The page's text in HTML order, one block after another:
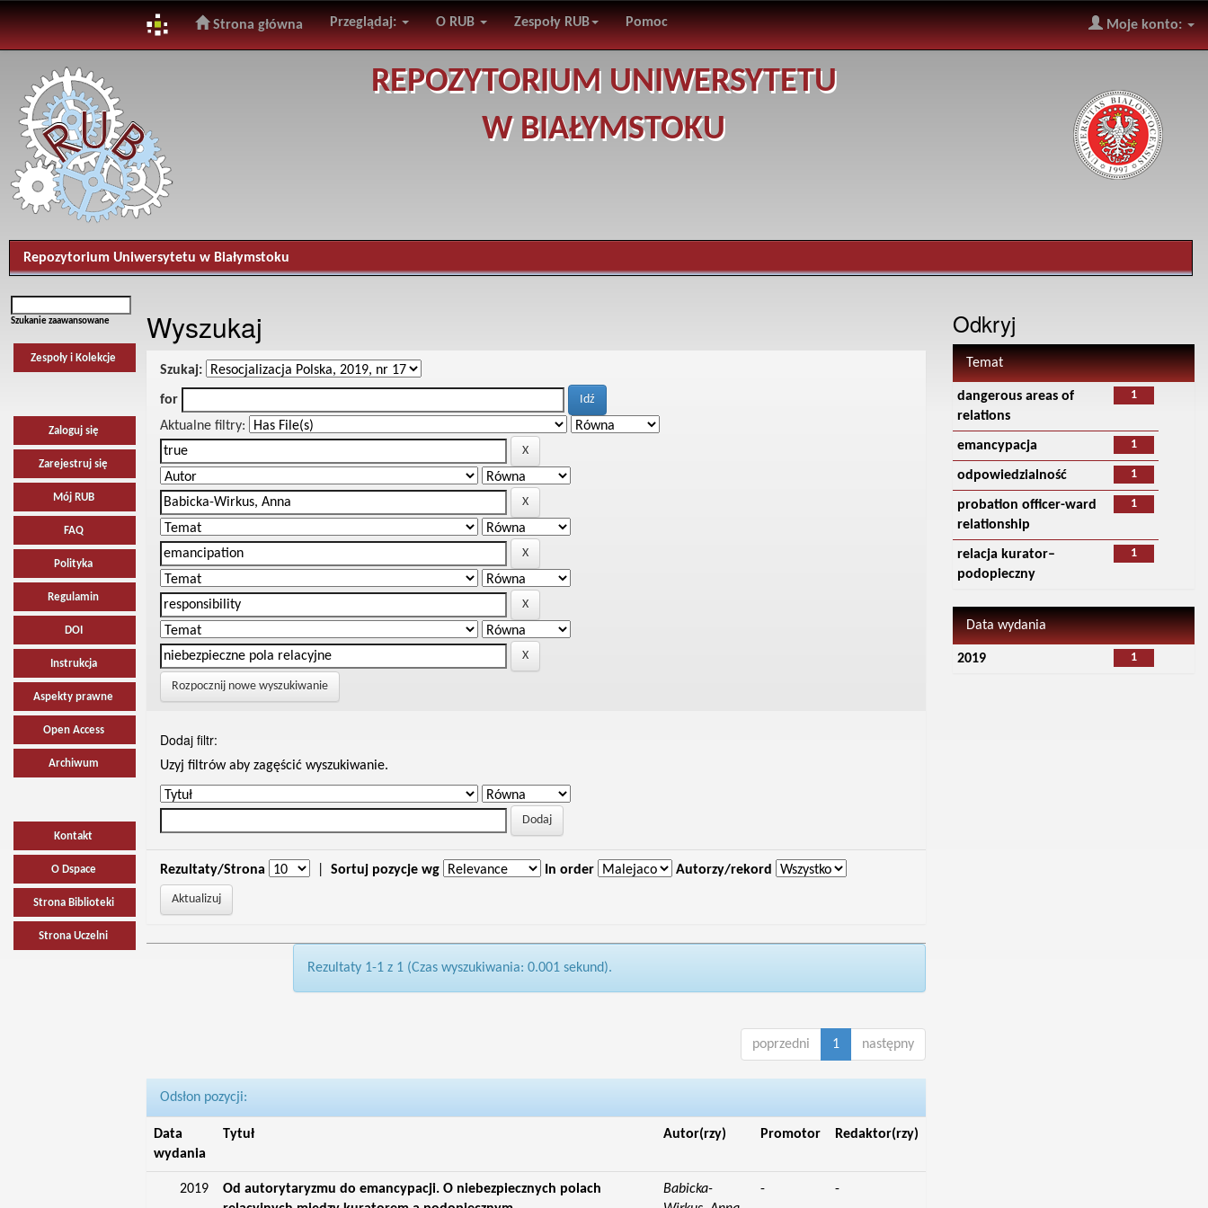
navigation
Strona główna Przeglądaj: O RUB Zespoły RUB Pomoc Moje konto:
REPOZYTORIUM UNIWERSYTETU
W BIAŁYMSTOKU
Repozytorium Uniwersytetu w Białymstoku
Szukanie zaawansowane
Zespoły i Kolekcje
Zaloguj się
Zarejestruj się
Mój RUB
FAQ
Polityka
Regulamin
DOI
Instrukcja
Aspekty prawne
Open Access
Archiwum
Kontakt
O Dspace
Strona Biblioteki
Strona Uczelni
Wyszukaj
Szukaj:
for
Aktualne filtry:
Rozpocznij nowe wyszukiwanie
Dodaj filtr:
Uzyj filtrów aby zagęścić wyszukiwanie.
Rezultaty/Strona Sortuj pozycje wg In order Autorzy/rekord
Rezultaty 1-1 z 1 (Czas wyszukiwania: 0.001 sekund).
poprzedni 1 następny
Odsłon pozycji:
Data
wydania
Tytuł Autor(rzy) Promotor Redaktor(rzy)
2019
Od autorytaryzmu do emancypacji. O niebezpiecznych polach
Babicka-
- -
Odkryj
Temat
1
dangerous areas of
relations
1
emancypacja
1
odpowiedzialność
1
probation officer-ward
relationship
1
relacja kurator–
podopieczny
Data wydania
1
2019